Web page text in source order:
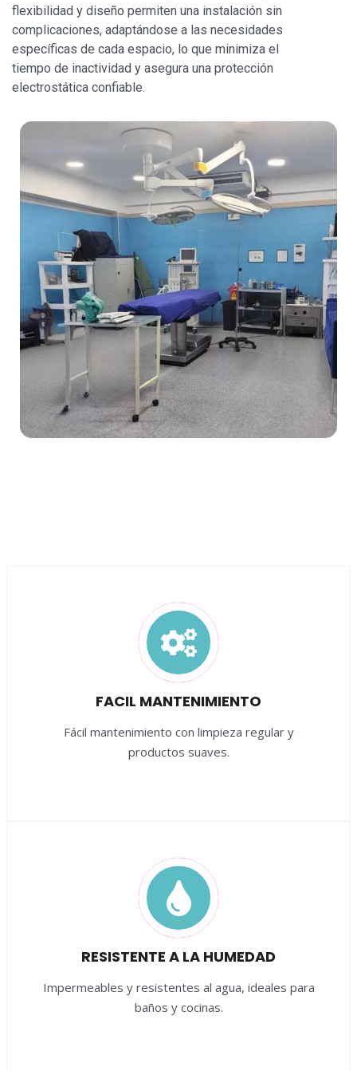
flexibilidad y diseño permiten una instalación sin
complicaciones, adaptándose a las necesidades
específicas de cada espacio, lo que minimiza el
tiempo de inactividad y asegura una protección
electrostática confiable.
FACIL MANTENIMIENTO
Fácil mantenimiento con limpieza regular y
productos suaves.
RESISTENTE A LA HUMEDAD
Impermeables y resistentes al agua, ideales para
baños y cocinas.